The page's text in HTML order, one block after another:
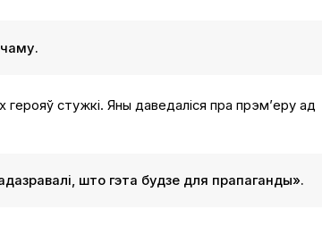
стужкі. Яны даведаліся пра прэм’еру ад
што гэта будзе для прапаганды».